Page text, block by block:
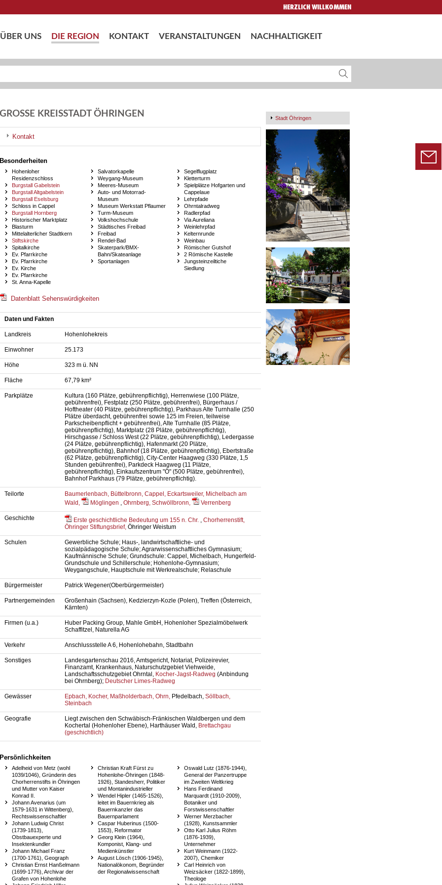
HERZLICH WILLKOMMEN
ÜBER UNS DIE REGION KONTAKT VERANSTALTUNGEN NACHHALTIGKEIT
Stadt Öhringen
KREISSTADT ÖHRINGEN
Kontakt
Hohenloher
Residenzschloss
Burgstall Gabelstein
Burgstall Altgabelstein
Burgstall Eselsburg
Schloss in Cappel
Burgstall Hornberg
Historischer Marktplatz
Blasturm
Mittelalterlicher Stadtkern
Stiftskirche
Spitalkirche
Ev. Pfarrkirche
Ev. Pfarrkirche
Ev. Kirche
Ev. Pfarrkirche
St. Anna-Kapelle
Salvatorkapelle
Weygang-Museum
Meeres-Museum
Auto- und Motorrad-
Museum
Museum Werkstatt Pflaumer
Turm-Museum
Volkshochschule
Städtisches Freibad
Freibad
Rendel-Bad
Skaterpark/BMX-
Bahn/Skateanlage
Sportanlagen
Segelflugplatz
Kletterturm
Spielplätze Hofgarten und
Cappelaue
Lehrpfade
Ohrntalradweg
Radlerpfad
Via Aureliana
Weinlehrpfad
Kelternrunde
Weinbau
Römischer Gutshof
2 Römische Kastelle
Jungsteinzeiltiche
Siedlung
Datenblatt Sehenswürdigkeiten
Daten und Fakten
Landkreis Hohenlohekreis
Einwohner 25.173
Höhe 323 m ü. NN
Fläche 67,79 km²
Parkplätze
Kultura (160 Plätze, gebührenpflichtig), Herrenwiese (100 Plätze,
gebührenfrei), Festplatz (250 Plätze, gebührenfrei), Bürgerhaus /
Hoftheater (40 Plätze, gebührenpflichtig), Parkhaus Alte Turnhalle (250
Plätze überdacht, gebührenfrei sowie 125 im Freien, teilweise
Parkscheibenpflicht + gebührenfrei), Alte Turnhalle (85 Plätze,
gebührenpflichtig), Marktplatz (28 Plätze, gebührenpflichtig),
Hirschgasse / Schloss West (22 Plätze, gebührenpflichtig), Ledergasse
(24 Plätze, gebührenpflichtig), Hafenmarkt (20 Plätze,
gebührenpflichtig), Bahnhof (18 Plätze, gebührenpflichtig), Ebertstraße
(62 Plätze, gebührenpflichtig), City-Center Haagweg (330 Plätze, 1,5
Stunden gebührenfrei), Parkdeck Haagweg (11 Plätze,
gebührenpflichtig), Einkaufszentrum "Ö" (500 Plätze, gebührenfrei),
Bahnhof Parkhaus (79 Plätze, gebührenpflichtig).
Teilorte Baumerlenbach, Büttelbronn, Cappel, Eckartsweiler, Michelbach am
Wald,
Möglingen , Ohrnberg, Schwöllbronn, Verrenberg
Geschichte Erste geschichtliche Bedeutung um 155 n. Chr., Chorherrenstift,
Öhringer Stiftungsbrief,Öhringer Weistum
Schulen
Gewerbliche Schule; Haus-, landwirtschaftliche- und
sozialpädagogische Schule; Agrarwissenschaftliches Gymnasium;
Kaufmännische Schule; Grundschule: Cappel, Michelbach, Hungerfeld-
Grundschule und Schillerschule; Hohenlohe-Gymnasium;
Weygangschule, Hauptschule mit Werkrealschule; Relaschule
Bürgermeister Patrick Wegener(Oberbürgermeister)
Partnergemeinden
Großenhain (Sachsen), Kedzierzyn-Kozle (Polen), Treffen (Österreich,
Kärnten)
Firmen (u.a.)
Huber Packing Group, Mahle GmbH, Hohenloher Spezialmöbelwerk
Schaffitzel, Naturella AG
Verkehr Anschlussstelle A 6, Hohenlohebahn, Stadtbahn
Sonstiges
Landesgartenschau 2016, Amtsgericht, Notariat, Polizeirevier,
Finanzamt, Krankenhaus, Naturschutzgebiet Viehweide,
Landschaftsschutzgebiet Ohrntal, Kocher-Jagst-Radweg (Anbindung
bei Ohrnberg); Deutscher Limes-Radweg
Gewässer Epbach, Kocher, Maßholderbach, Ohrn,Pfedelbach, Söllbach,
Steinbach
Geografie
Liegt zwischen den Schwäbisch-Fränkischen Waldbergen und dem
Kochertal (Hohenloher Ebene), Harthäuser Wald, Brettachgau
(geschichtlich)
Adelheid von Metz (wohl
1039/1046), Gründerin des
Chorherrenstifts in Öhringen
und Mutter von Kaiser
Konrad II.
Johann Avenarius (um
1579-1631 in Wittenberg),
Rechtswissenschaftler
Johann Ludwig Christ
(1739-1813),
Obstbauexperte und
Insektenkundler
Johann Michael Franz
(1700-1761), Geograph
Christian Ernst Hanßelmann
(1699-1776), Archivar der
Grafen von Hohenlohe
Christian Kraft Fürst zu
Hohenlohe-Öhringen (1848-
1926), Standesherr, Politiker
und Montanindustrieller
Wendel Hipler (1465-1526),
leitet im Bauernkrieg als
Bauernkanzler das
Bauernparlament
Caspar Huberinus (1500-
1553), Reformator
Georg Klein (1964),
Komponist, Klang- und
Medienkünstler
August Lösch (1906-1945),
Nationalökonom, Begründer
der Regionalwissenschaft
Oswald Lutz (1876-1944),
General der Panzertruppe
im Zweiten Weltkrieg
Hans Ferdinand
Marquardt (1910-2009),
Botaniker und
Forstwissenschaftler
Werner Merzbacher
(1928), Kunstsammler
Otto Karl Julius Röhm
(1876-1939),
Unternehmer
Kurt Weinmann (1922-
2007), Chemiker
Carl Heinrich von
Weizsäcker (1822-1899),
Theologe